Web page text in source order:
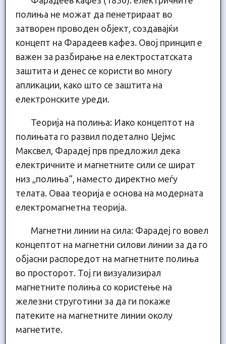
полиња не можат да пенетрираат во
затворен проводен објект, создавајќи
концепт на Фарадеев кафез. Овој принцип е
важен за разбирање на електростатската
заштита и денес се користи во многу
апликации, како што се заштита на
електронските уреди.
Теорија на полиња: Иако концептот на
полињата го развил подетално Џејмс
Максвел, Фарадеј прв предложил дека
електричните и магнетните сили се шират
низ „полиња“, наместо директно меѓу
телата. Оваа теорија е основа на модерната
електромагнетна теорија.
Магнетни линии на сила: Фарадеј го вовел
концептот на магнетни силови линии за да го
објасни распоредот на магнетните полиња
во просторот. Тој ги визуализирал
магнетните полиња со користење на
железни струготини за да ги покаже
патеките на магнетните линии околу
магнетите.